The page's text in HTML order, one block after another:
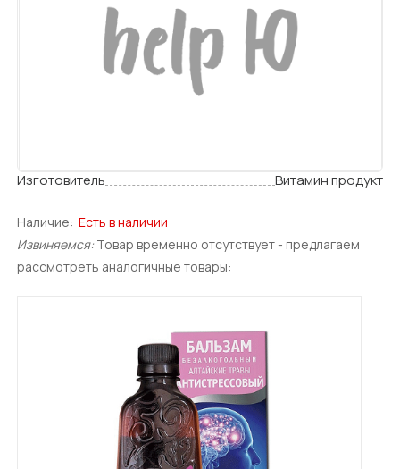
Изготовитель Витамин продукт
Наличие: Есть в наличии
Извиняемся: Товар временно отсутствует - предлагаем
рассмотреть аналогичные товары: